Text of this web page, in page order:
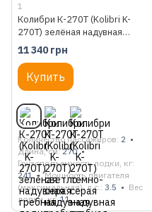
1
Колибри К-270Т (Kolibri K-
270T) зелёная надувная
гребная лодка, без настила
11 340 грн
Купить
Количество пассажиров 2
Длина, см 270
Грузоподъемность лодки, кг
241
Мощность двигателя
(максимальная), л.с. 3.5
Вес
лодки, кг 11